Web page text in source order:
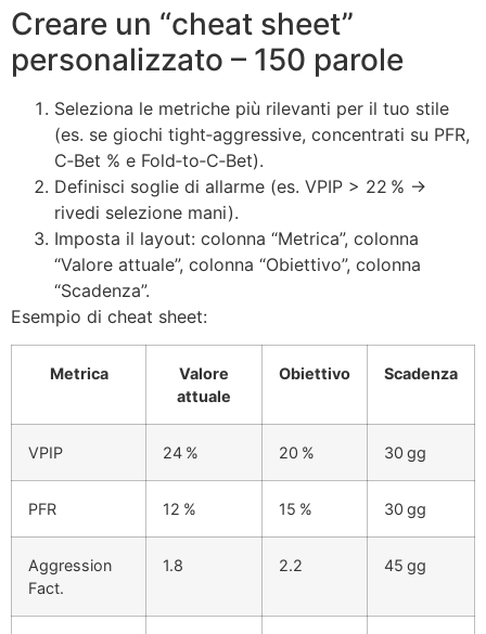
Creare un “cheat sheet”
personalizzato – 150 parole
Seleziona le metriche più rilevanti per il tuo stile
(es. se giochi tight‑aggressive, concentrati su PFR,
C‑Bet % e Fold‑to‑C‑Bet).
Definisci soglie di allarme (es. VPIP > 22 % →
rivedi selezione mani).
Imposta il layout: colonna “Metrica”, colonna
“Valore attuale”, colonna “Obiettivo”, colonna
“Scadenza”.
Esempio di cheat sheet:
Metrica
Valore
attuale
Obiettivo Scadenza
VPIP 24 % 20 % 30 gg
PFR 12 % 15 % 30 gg
Aggression
Fact.
1.8 2.2 45 gg